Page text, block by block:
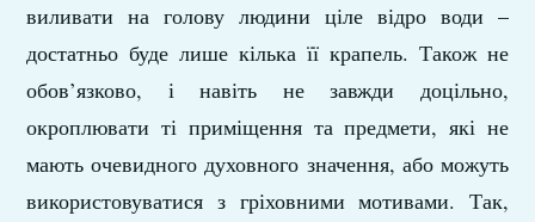
виливати на голову людини ціле відро води –
достатньо буде лише кілька її крапель. Також не
обов’язково, і навіть не завжди доцільно,
окроплювати ті приміщення та предмети, які не
мають очевидного духовного значення, або можуть
використовуватися з гріховними мотивами. Так,